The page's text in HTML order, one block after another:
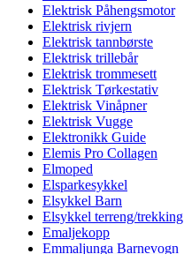
Elektrisk Påhengsmotor
Elektrisk rivjern
Elektrisk tannbørste
Elektrisk trillebår
Elektrisk trommesett
Elektrisk Tørkestativ
Elektrisk Vinåpner
Elektrisk Vugge
Elektronikk Guide
Elemis Pro Collagen
Elmoped
Elsparkesykkel
Elsykkel Barn
Elsykkel terreng/trekking
Emaljekopp
Emmaljunga Barnevogn